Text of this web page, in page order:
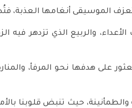
تعزف الموسيقى أنغامها العذبة،
والربيع الذي تزدهر
على هدفها نحو المرفأ،
حيث تنبض قلوبنا